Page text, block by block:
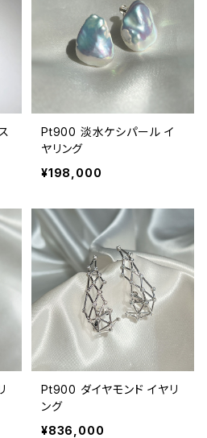
Pt900 淡水ケシパール イ
ヤリング
¥198,000
Pt900 ダイヤモンド イヤリ
ング
¥836,000